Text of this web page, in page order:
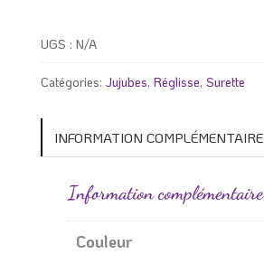
et
sure
UGS : N/A
Catégories: Jujubes, Réglisse, Surette
INFORMATION COMPLÉMENTAIRE
Information complémentaire
Couleur